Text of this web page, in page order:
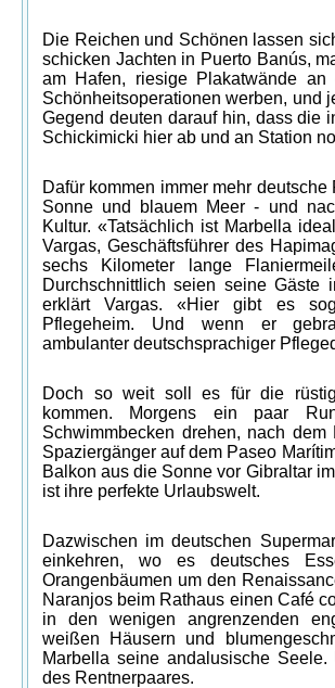
Die Reichen und Schönen lassen
schicken Jachten in Puerto Banús,
am Hafen, riesige Plakatwände
Schönheitsoperationen werben, und
Gegend deuten darauf hin, dass die
Schickimicki hier ab und an Station
Dafür kommen immer mehr
Sonne und blauem Meer - und
Kultur. «Tatsächlich ist Marbella
Vargas, Geschäftsführer des
sechs Kilometer lange
Durchschnittlich seien seine Gäste
erklärt Vargas. «Hier gibt es
Pflegeheim. Und wenn er
ambulanter deutschsprachiger
Doch so weit soll es für die
kommen. Morgens ein paar
Schwimmbecken drehen, nach
Spaziergänger auf dem Paseo
Balkon aus die Sonne vor Gibraltar
ist ihre perfekte Urlaubswelt.
Dazwischen im deutschen
einkehren, wo es deutsches
Orangenbäumen um den
Naranjos beim Rathaus einen Café
in den wenigen angrenzenden
weißen Häusern und
Marbella seine andalusische
des Rentnerpaares.